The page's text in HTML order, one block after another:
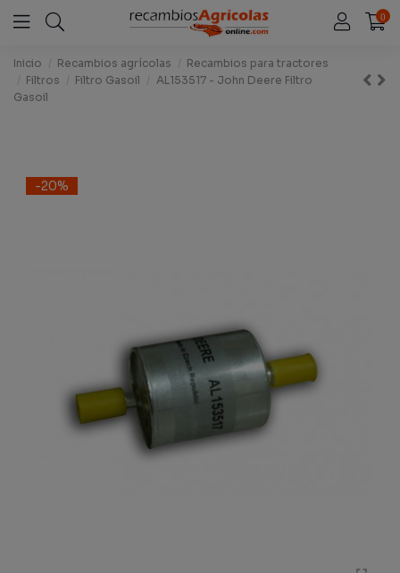
0
Inicio Recambios agrícolas
Recambios para tractores
Filtros
Filtro Gasoil
AL153517 - John Deere Filtro
Gasoil
-20%